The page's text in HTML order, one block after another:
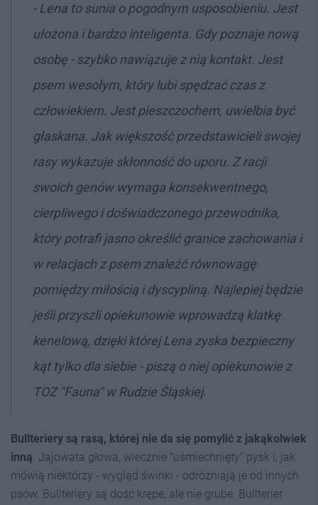
- Lena to sunia o pogodnym usposobieniu. Jest
ułożona i bardzo inteligenta. Gdy poznaje nową
osobę - szybko nawiązuje z nią kontakt. Jest
psem wesołym, który lubi spędzać czas z
człowiekiem. Jest pieszczochem, uwielbia być
głaskana. Jak większość przedstawicieli swojej
rasy wykazuje skłonność do uporu. Z racji
swoich genów wymaga konsekwentnego,
cierpliwego i doświadczonego przewodnika,
który potrafi jasno określić granice zachowania i
w relacjach z psem znaleźć równowagę
pomiędzy miłością i dyscypliną. Najlepiej będzie
jeśli przyszli opiekunowie wprowadzą klatkę
kenelową, dzięki której Lena zyska bezpieczny
kąt tylko dla siebie - piszą o niej opiekunowie z
TOZ "Fauna" w Rudzie Śląskiej.
Bullteriery są rasą, której nie da się pomylić z jakąkolwiek
inną. Jajowata głowa, wiecznie "uśmiechnięty" pysk i, jak
mówią niektórzy - wygląd świnki - odróżniają je od innych
psów. Bullteriery są dość krępe, ale nie grube. Bullterier